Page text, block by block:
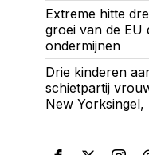
Extreme hitte
groei van de EU
ondermijnen
Drie kinderen
schietpartij
New Yorksingel,